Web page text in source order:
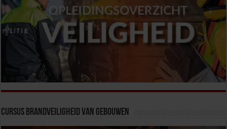
Cursus Brandveiligheid van Gebouwen